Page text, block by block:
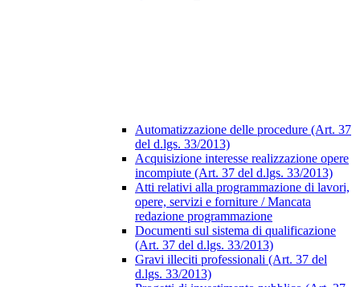
Automatizzazione delle procedure (Art. 37
del d.lgs. 33/2013)
Acquisizione interesse realizzazione opere
incompiute (Art. 37 del d.lgs. 33/2013)
Atti relativi alla programmazione di lavori,
opere, servizi e forniture / Mancata
redazione programmazione
Documenti sul sistema di qualificazione
(Art. 37 del d.lgs. 33/2013)
Gravi illeciti professionali (Art. 37 del
d.lgs. 33/2013)